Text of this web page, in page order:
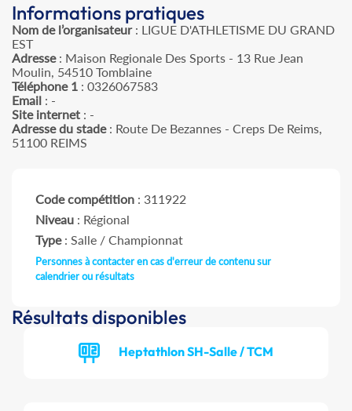
Informations pratiques
Nom de l’organisateur: LIGUE D'ATHLETISME DU GRAND
EST
Adresse: Maison Regionale Des Sports - 13 Rue Jean
Moulin, 54510 Tomblaine
Téléphone 1 : 0326067583
Email : -
Site internet : -
Adresse du stade: Route De Bezannes - Creps De Reims,
51100 REIMS
Code compétition : 311922
Niveau : Régional
Type: Salle / Championnat
Personnes à contacter en cas d'erreur de contenu sur
calendrier ou résultats
Résultats disponibles
Heptathlon SH-Salle / TCM